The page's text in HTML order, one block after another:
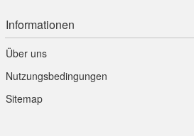
Informationen
Über uns
Nutzungsbedingungen
Sitemap